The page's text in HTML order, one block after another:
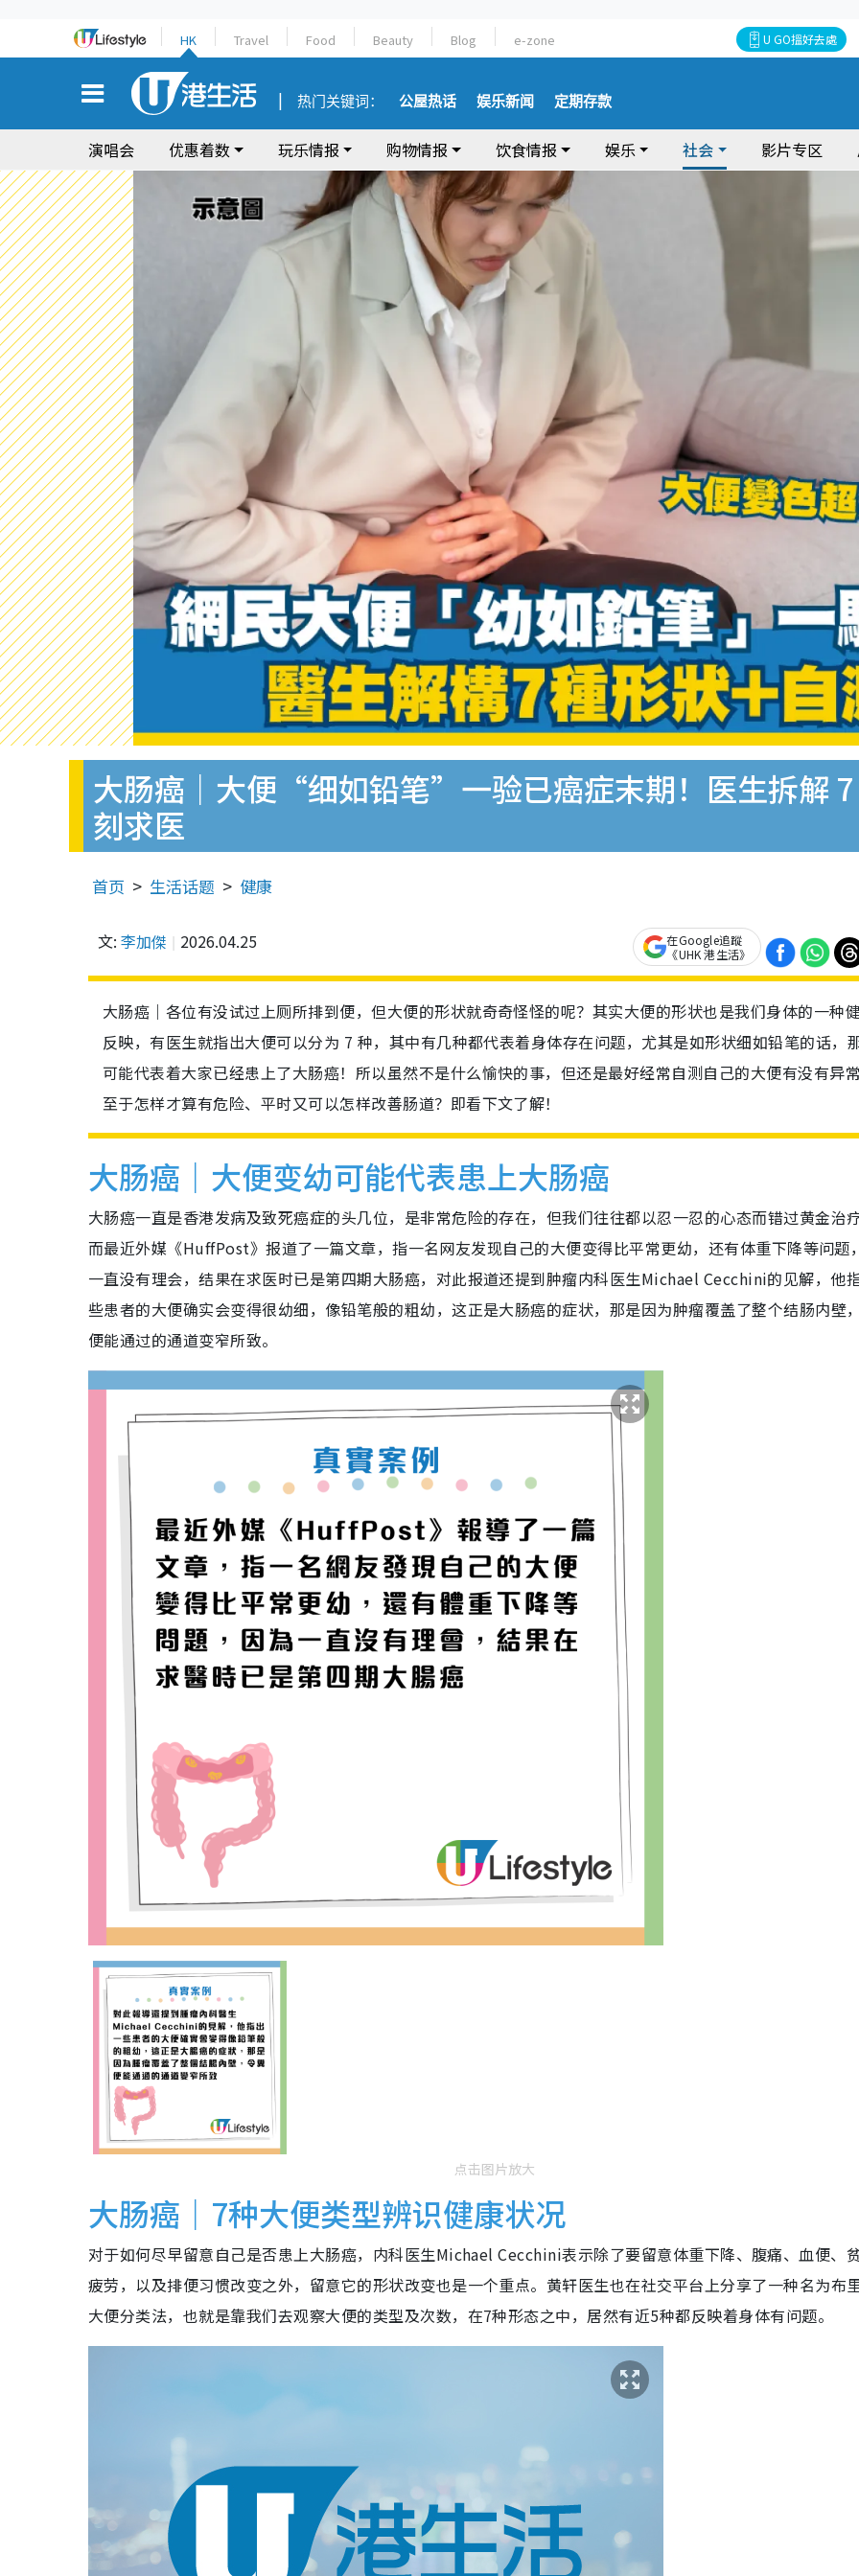
HK Travel Food Beauty Blog e-zone U GO搵好去處
热门关键词： 公屋热话 娱乐新闻 定期存款
演唱会 优惠着数 玩乐情报 购物情报 饮食情报 娱乐 社会 影片专区
大肠癌｜大便“细如铅笔”一验已癌症末期！医生拆解 7
刻求医
首页 生活话题 健康
文: 李加傑 2026.04.25
在Google追蹤
《UHK 港生活》
大肠癌｜各位有没试过上厕所排到便，但大便的形状就奇奇怪怪的呢？其实大便的形状也是我们身体的一种
反映，有医生就指出大便可以分为 7 种，其中有几种都代表着身体存在问题，尤其是如形状细如铅笔的话，
可能代表着大家已经患上了大肠癌！所以虽然不是什么愉快的事，但还是最好经常自测自己的大便有没有异
至于怎样才算有危险、平时又可以怎样改善肠道？即看下文了解！
大肠癌｜大便变幼可能代表患上大肠癌
大肠癌一直是香港发病及致死癌症的头几位，是非常危险的存在，但我们往往都以忍一忍的心态而错过黄金治
而最近外媒《HuffPost》报道了一篇文章，指一名网友发现自己的大便变得比平常更幼，还有体重下降等问题
一直没有理会，结果在求医时已是第四期大肠癌，对此报道还提到肿瘤内科医生Michael Cecchini的见解，他
些患者的大便确实会变得很幼细，像铅笔般的粗幼，这正是大肠癌的症状，那是因为肿瘤覆盖了整个结肠内壁
便能通过的通道变窄所致。
点击图片放大
大肠癌｜7种大便类型辨识健康状况
对于如何尽早留意自己是否患上大肠癌，内科医生Michael Cecchini表示除了要留意体重下降、腹痛、血便、
疲劳，以及排便习惯改变之外，留意它的形状改变也是一个重点。黄轩医生也在社交平台上分享了一种名为布
大便分类法，也就是靠我们去观察大便的类型及次数，在7种形态之中，居然有近5种都反映着身体有问题。